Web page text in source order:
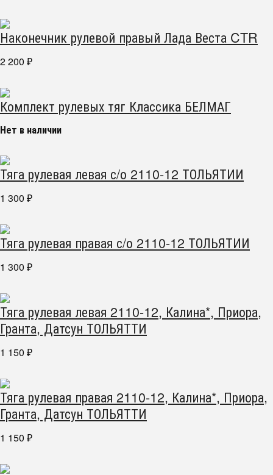
Наконечник рулевой правый Лада Веста CTR
2 200 ₽
Комплект рулевых тяг Классика БЕЛМАГ
Нет в наличии
Тяга рулевая левая с/о 2110-12 ТОЛЬЯТИИ
1 300 ₽
Тяга рулевая правая с/о 2110-12 ТОЛЬЯТИИ
1 300 ₽
Тяга рулевая левая 2110-12, Калина*, Приора,
Гранта, Датсун ТОЛЬЯТТИ
1 150 ₽
Тяга рулевая правая 2110-12, Калина*, Приора,
Гранта, Датсун ТОЛЬЯТТИ
1 150 ₽